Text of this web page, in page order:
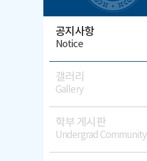
공지사항
Notice
갤러리
Gallery
학부 게시판
Undergrad Community